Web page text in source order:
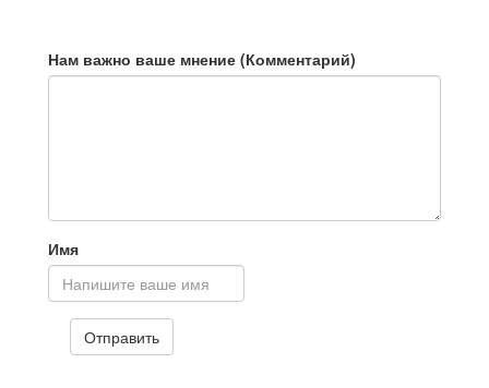
Нам важно ваше мнение (Комментарий)
Имя